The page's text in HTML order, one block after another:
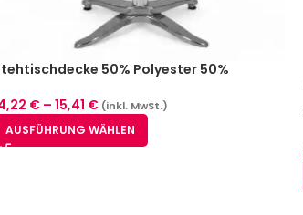
50% Polyester 50%
€ – 15,41 € (inkl. MwSt.)
AUSFÜHRUNG WÄHLEN